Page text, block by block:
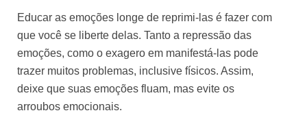
Educar as emoções longe de reprimi-las é fazer com
que você se liberte delas. Tanto a repressão das
emoções, como o exagero em manifestá-las pode
trazer muitos problemas, inclusive físicos. Assim,
deixe que suas emoções fluam, mas evite os
arroubos emocionais.